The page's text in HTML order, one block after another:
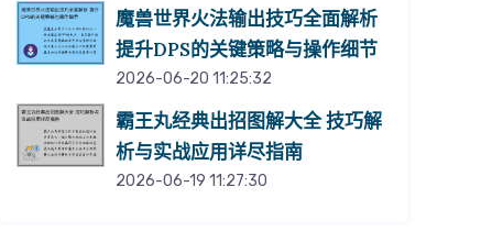
魔兽世界火法输出技巧全面解析
提升DPS的关键策略与操作细节
2026-06-20 11:25:32
霸王丸经典出招图解大全 技巧解
析与实战应用详尽指南
2026-06-19 11:27:30